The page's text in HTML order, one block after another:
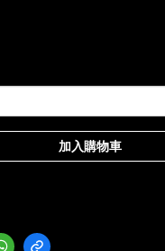
加入購物車